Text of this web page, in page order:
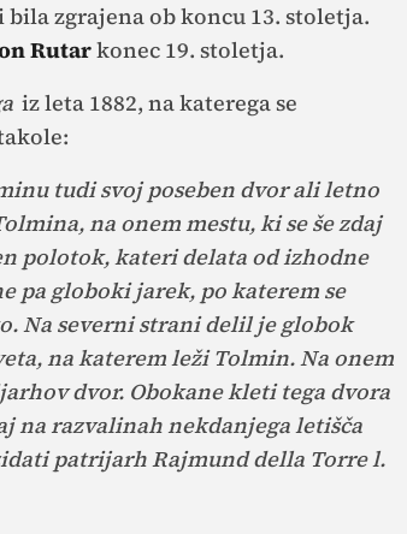
zgrajena ob koncu 13. stoletja.
Rutarkonec 19. stoletja.
iz leta 1882, na katerega se
tudi svoj poseben dvor ali letno
na onem mestu, ki se še zdaj
polotok, kateri delata od izhodne
pa globoki jarek, po katerem se
Na severni strani delil je globok
na katerem leži Tolmin. Na onem
dvor. Obokane kleti tega dvora
na razvalinah nekdanjega letišča
patrijarh Rajmund della Torre l.